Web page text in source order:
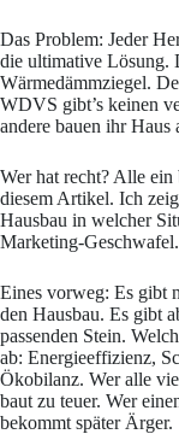
Das Problem: Jeder
die ultimative Lösung.
Wärmedämmziegel.
WDVS gibt’s keinen
andere bauen ihr Haus
Wer hat recht? Alle ein
diesem Artikel. Ich
Hausbau in welcher
Marketing-Geschwafel.
Eines vorweg: Es gibt
den Hausbau. Es gibt
passenden Stein.
ab: Energieeffizienz,
Ökobilanz. Wer alle
baut zu teuer. Wer
bekommt später Ärger.